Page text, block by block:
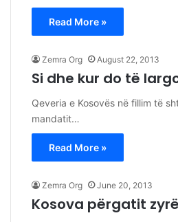
Read More »
Zemra Org August 22, 2013
Si dhe kur do të
Qeveria e Kosovës në fillim të
mandatit…
Read More »
Zemra Org June 20, 2013
Kosova përgatit